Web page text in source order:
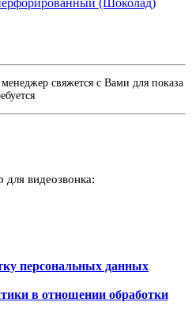
свяжется с Вами для показа
видеозвонка:
персональных данных
в отношении обработки